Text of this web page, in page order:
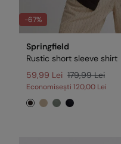
-67%
Springfield
Rustic short sleeve shirt
59,99 Lei 179,99 Lei
Economisești 120,00 Lei